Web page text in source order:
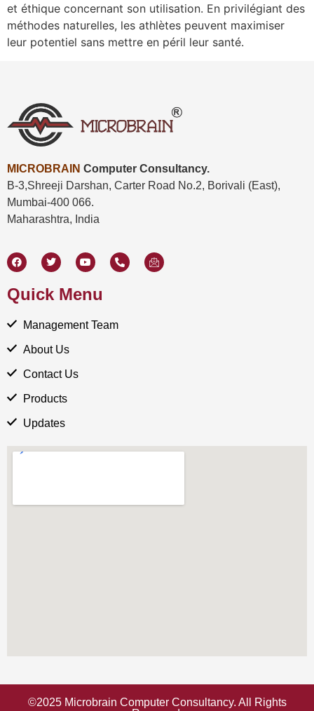
et éthique concernant son utilisation. En privilégiant des
méthodes naturelles, les athlètes peuvent maximiser
leur potentiel sans mettre en péril leur santé.
MICROBRAIN Computer Consultancy.
B-3,Shreeji Darshan, Carter Road No.2, Borivali (East),
Mumbai-400 066.
Maharashtra, India
Quick Menu
Management Team
About Us
Contact Us
Products
Updates
©2025 Microbrain Computer Consultancy. All Rights